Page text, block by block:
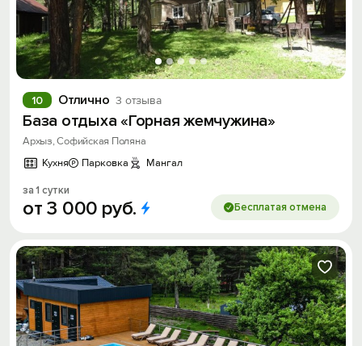
Отлично 3 отзыва
10
База отдыха «Горная жемчужина»
Архыз, Софийская Поляна
Кухня
Парковка Мангал
за 1 сутки
от3 000 руб. Бесплатая отмена